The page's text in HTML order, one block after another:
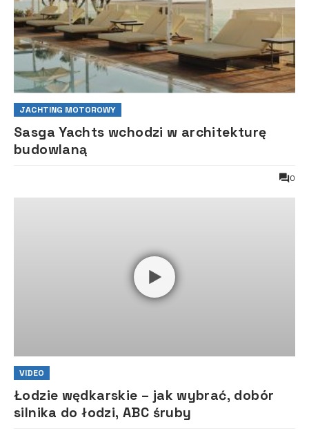
JACHTING MOTOROWY
Sasga Yachts wchodzi w architekturę
budowlaną
0
VIDEO
Łodzie wędkarskie – jak wybrać, dobór
silnika do łodzi, ABC śruby